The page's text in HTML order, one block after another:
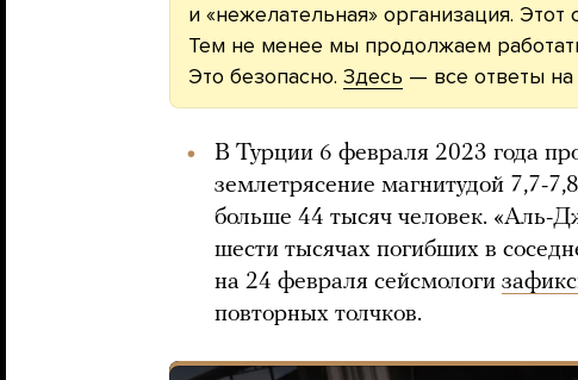
и «нежелательная» организация.
Тем не менее мы продолжаем
Это безопасно. Здесь — все ответы
В Турции 6 февраля 2023 года
землетрясение магнитудой 7,7-
больше 44 тысяч человек. «Аль-
шести тысячах погибших в
на 24 февраля сейсмологи
повторных толчков.